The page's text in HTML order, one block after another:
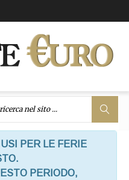
PER LE FERIE
PERIODO,